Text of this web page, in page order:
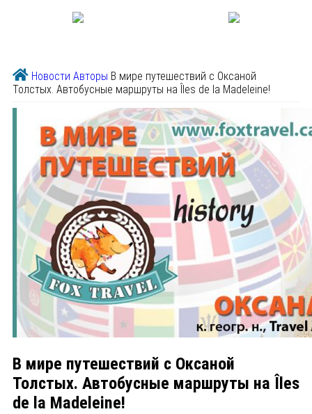
Новости Авторы В мире путешествий с Оксаной
Толстых. Автобусные маршруты на Îles de la Madeleine!
В мире путешествий с Оксаной
Толстых. Автобусные маршруты на Îles
de la Madeleine!